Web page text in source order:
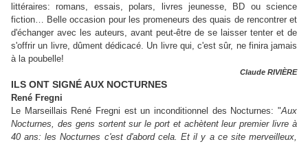
littéraires: romans, essais, polars, livres jeunesse, BD ou science
fiction… Belle occasion pour les promeneurs des quais de rencontrer et
d'échanger avec les auteurs, avant peut-être de se laisser tenter et de
s'offrir un livre, dûment dédicacé. Un livre qui, c'est sûr, ne finira jamais
à la poubelle!
Claude RIVIÈRE
ILS ONT SIGNÉ AUX NOCTURNES
René Fregni
Le Marseillais René Fregni est un inconditionnel des Nocturnes: "Aux
Nocturnes, des gens sortent sur le port et achètent leur premier livre à
40 ans: les Nocturnes c'est d'abord cela. Et il y a ce site merveilleux,